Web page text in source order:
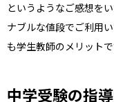
というようなご感想を
ナブルな値段でご利用
も学生教師のメリットで
中学受験の指